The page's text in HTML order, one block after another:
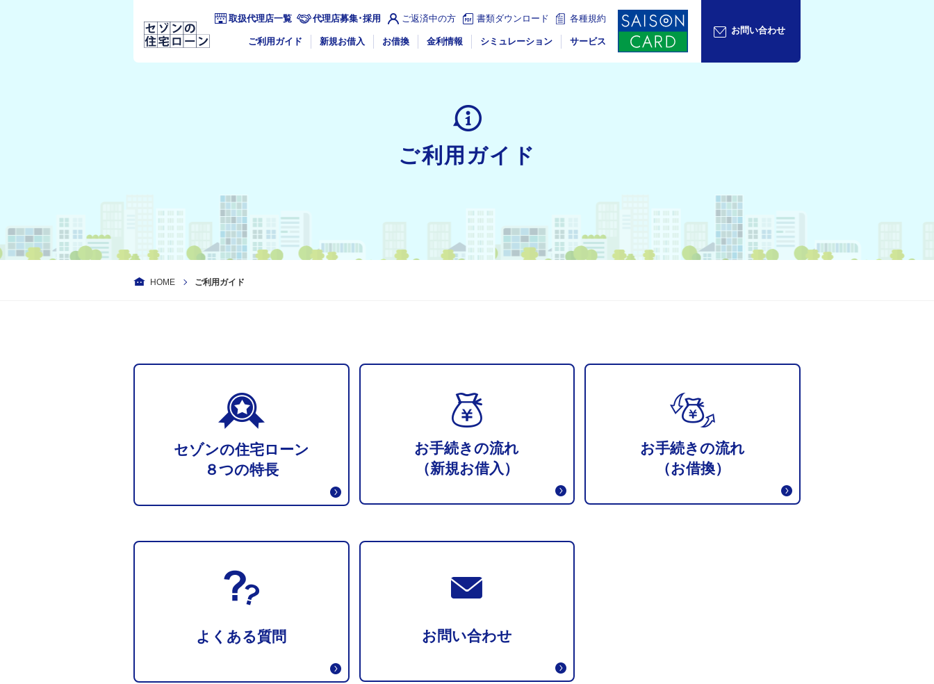
取扱代理店一覧 代理店募集･採用 ご返済中の方 書類ダウンロード 各種規約
ご利用ガイド 新規お借入 お借換 金利情報 シミュレーション サービス
お問い合わせ
ご利用ガイド
HOME ご利用ガイド
セゾンの住宅ローン
８つの特長
お手続きの流れ
（新規お借入）
お手続きの流れ
（お借換）
よくある質問 お問い合わせ